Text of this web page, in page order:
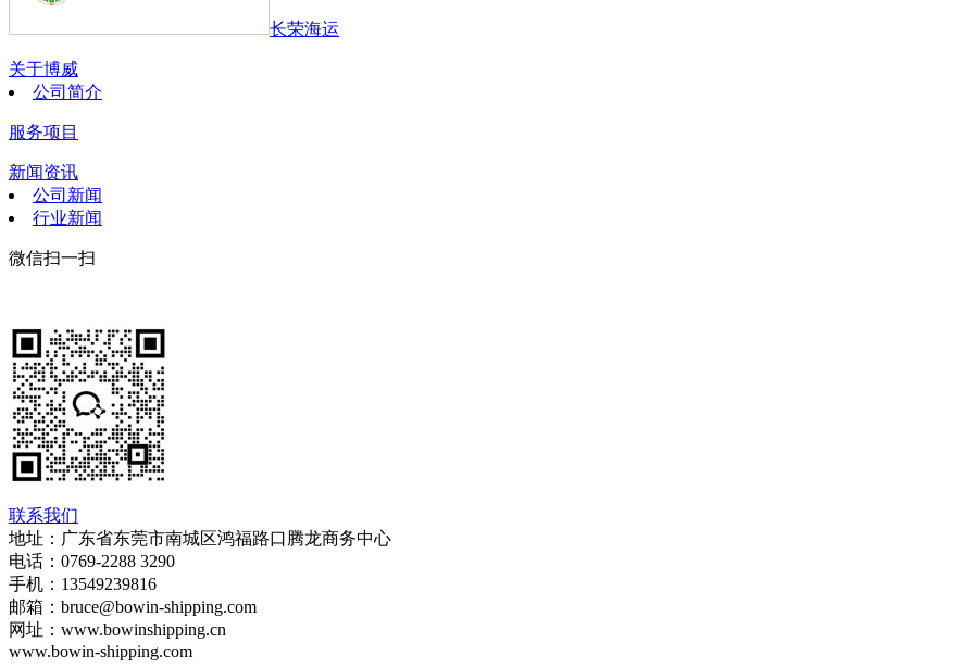
长荣海运
关于博威
公司简介
服务项目
新闻资讯
公司新闻
行业新闻
微信扫一扫
联系我们
地址：广东省东莞市南城区鸿福路口腾龙商务中心
电话：0769-2288 3290
手机：13549239816
邮箱：bruce@bowin-shipping.com
网址：www.bowinshipping.cn
www.bowin-shipping.com